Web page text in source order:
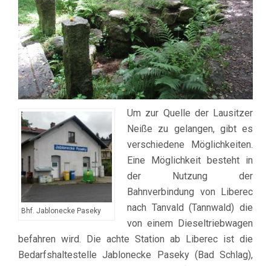
Bhf. Jablonecke Paseky
Um zur Quelle der Lausitzer
Neiße zu gelangen, gibt es
verschiedene Möglichkeiten.
Eine Möglichkeit besteht in
der Nutzung der
Bahnverbindung von Liberec
nach Tanvald (Tannwald) die
von einem Dieseltriebwagen
befahren wird. Die achte Station ab Liberec ist die
Bedarfshaltestelle Jablonecke Paseky (Bad Schlag),